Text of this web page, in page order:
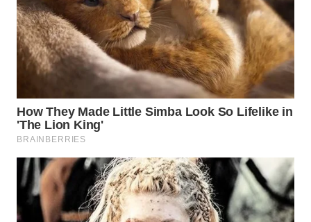
WN
KEPULAUAN
SERIBU
WN
WN
BINJAI
WN
CIREBON